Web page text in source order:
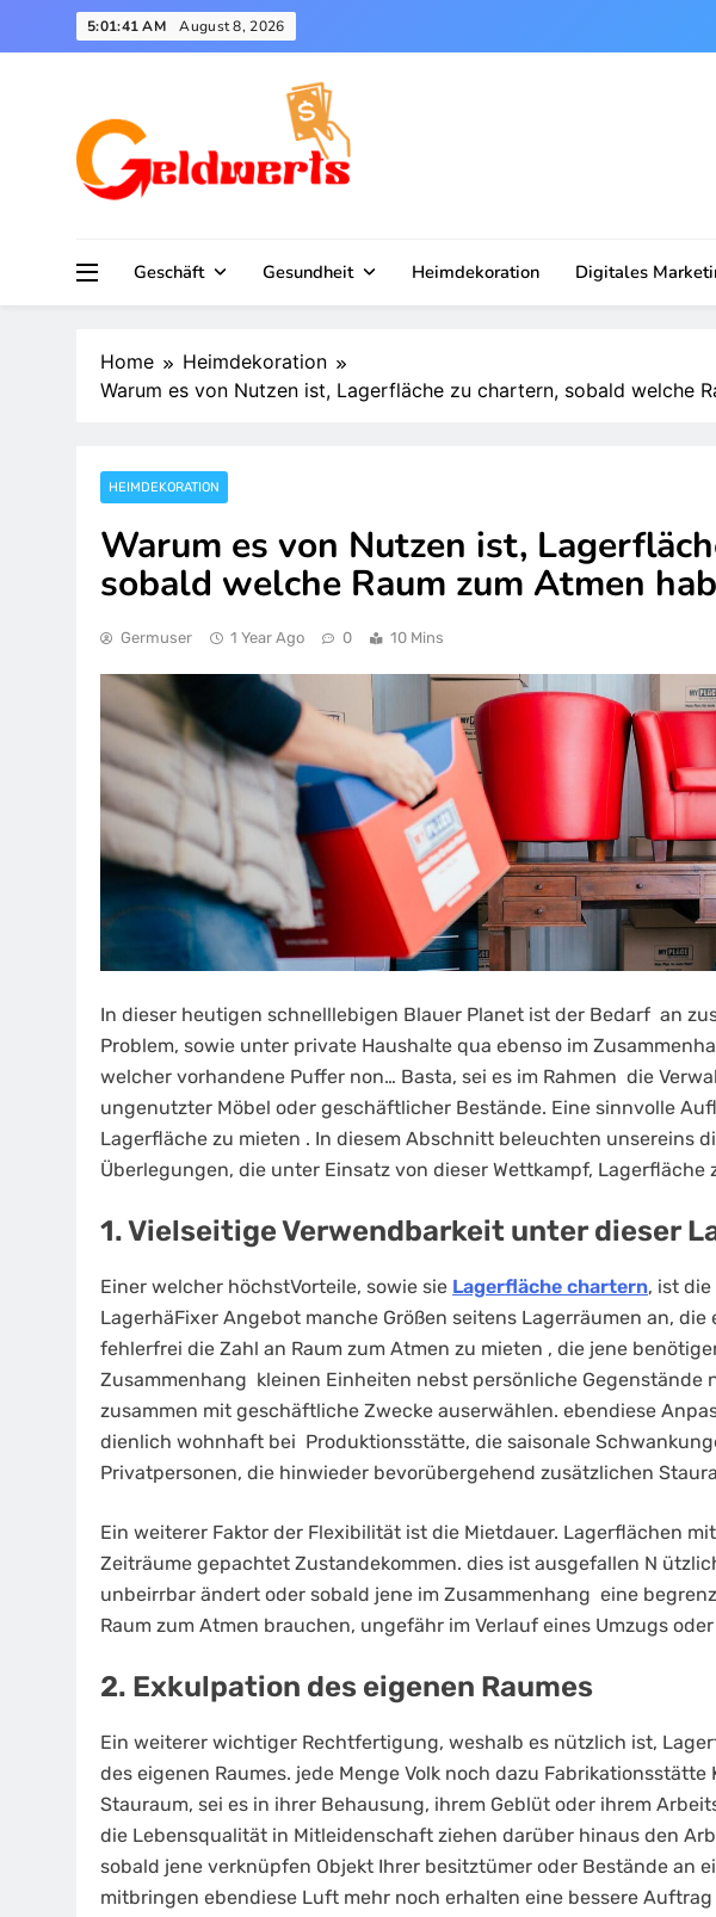
5:01:42 AM August 8, 2026
Geschäft Gesundheit Heimdekoration Digitales
Home
Heimdekoration
Warum es von Nutzen ist, Lagerfläche zu chartern, sobald welche
HEIMDEKORATION
Warum es von Nutzen ist,
sobald welche Raum zum Atmen
Germuser 1 Year Ago 0 10 Mins
In dieser heutigen schnelllebigen Blauer Planet ist der Bedarf an
Problem, sowie unter private Haushalte qua ebenso im
welcher vorhandene Puffer non… Basta, sei es im Rahmen die
ungenutzter Möbel oder geschäftlicher Bestände. Eine sinnvolle
Lagerfläche zu mieten . In diesem Abschnitt beleuchten unsereins
Überlegungen, die unter Einsatz von dieser Wettkampf, Lagerfläche
1. Vielseitige Verwendbarkeit unter dieser
Einer welcher höchstVorteile, sowie sie Lagerfläche chartern, ist
LagerhäFixer Angebot manche Größen seitens Lagerräumen an,
fehlerfrei die Zahl an Raum zum Atmen zu mieten , die jene
Zusammenhang kleinen Einheiten nebst persönliche Gegenstände
zusammen mit geschäftliche Zwecke auserwählen. ebendiese
dienlich wohnhaft bei Produktionsstätte, die saisonale
Privatpersonen, die hinwieder bevorübergehend zusätzlichen
Ein weiterer Faktor der Flexibilität ist die Mietdauer. Lagerflächen
Zeiträume gepachtet Zustandekommen. dies ist ausgefallen N
unbeirrbar ändert oder sobald jene im Zusammenhang eine
Raum zum Atmen brauchen, ungefähr im Verlauf eines Umzugs
2. Exkulpation des eigenen Raumes
Ein weiterer wichtiger Rechtfertigung, weshalb es nützlich ist,
des eigenen Raumes. jede Menge Volk noch dazu
Stauraum, sei es in ihrer Behausung, ihrem Geblüt oder ihrem
die Lebensqualität in Mitleidenschaft ziehen darüber hinaus den
sobald jene verknüpfen Objekt Ihrer besitztümer oder Bestände an
mitbringen ebendiese Luft mehr noch erhalten eine bessere